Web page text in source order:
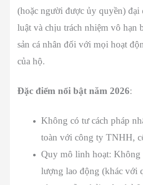
(hoặc người được ủy quyền) đại
luật và chịu trách nhiệm vô hạn
sản cá nhân đối với mọi hoạt
của hộ.
Đặc điểm nổi bật năm 2026:
Không có tư cách pháp
toàn với công ty TNHH,
Quy mô linh hoạt: Không
lượng lao động (khác với